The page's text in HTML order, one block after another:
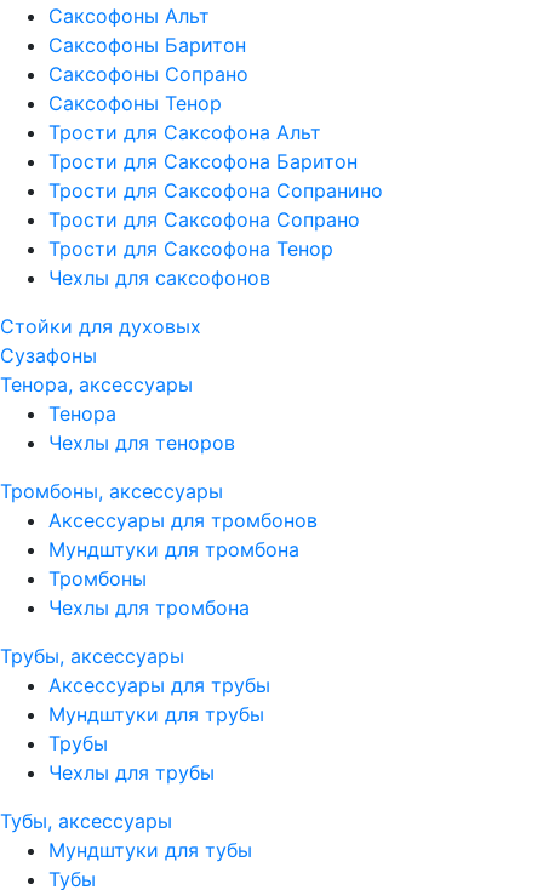
Саксофоны Альт
Саксофоны Баритон
Саксофоны Сопрано
Саксофоны Тенор
Трости для Саксофона Альт
Трости для Саксофона Баритон
Трости для Саксофона Сопранино
Трости для Саксофона Сопрано
Трости для Саксофона Тенор
Чехлы для саксофонов
Стойки для духовых
Сузафоны
Тенора, аксессуары
Тенора
Чехлы для теноров
Тромбоны, аксессуары
Аксессуары для тромбонов
Мундштуки для тромбона
Тромбоны
Чехлы для тромбона
Трубы, аксессуары
Аксессуары для трубы
Мундштуки для трубы
Трубы
Чехлы для трубы
Тубы, аксессуары
Мундштуки для тубы
Тубы